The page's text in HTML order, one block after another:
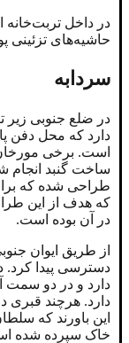
در داخل تربت‌خانه
حاشیه‌های
سردابه
در ضلع جنوبی زیر
دارد که محل دفن
است. برخی
ساخت گنبد انجام
طراحی شده که
که هدف از این
در آن بوده است.
از طریق ایوان
دسترسی پیدا کرد.
دارد و در دو سمت
دارد. هرچند قبری
این باورند که
خاک سپرده شده